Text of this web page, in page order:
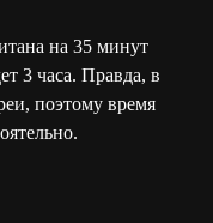
на 35 минут
3 часа. Правда, в
поэтому время